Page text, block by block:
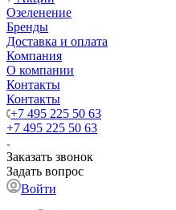
Озеленение
Бренды
Доставка и оплата
Компания
О компании
Контакты
Контакты
+7 495 225 50 63
+7 495 225 50 63
Заказать звонок
Задать вопрос
Войти